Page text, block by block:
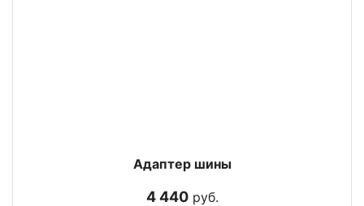
Адаптер шины
4 440руб.